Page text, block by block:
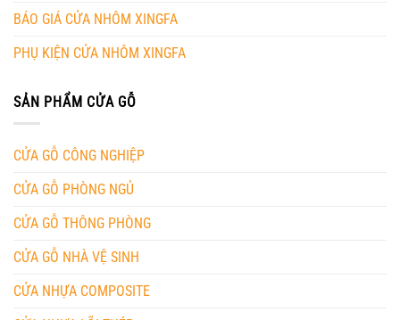
BÁO GIÁ CỬA NHÔM XINGFA
PHỤ KIỆN CỬA NHÔM XINGFA
SẢN PHẨM CỬA GỖ
CỬA GỖ CÔNG NGHIỆP
CỬA GỖ PHÒNG NGỦ
CỬA GỖ THÔNG PHÒNG
CỬA GỖ NHÀ VỆ SINH
CỬA NHỰA COMPOSITE